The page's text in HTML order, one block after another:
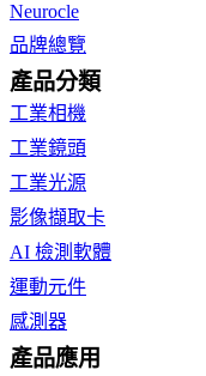
Neurocle
品牌總覽
產品分類
工業相機
工業鏡頭
工業光源
影像擷取卡
AI 檢測軟體
運動元件
感測器
產品應用